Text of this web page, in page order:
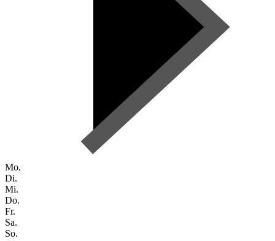
Mo.
Di.
Mi.
Do.
Fr.
Sa.
So.